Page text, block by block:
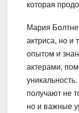
которая
Мария
актриса, но и
опытом и
актерами,
получают не
но и важные